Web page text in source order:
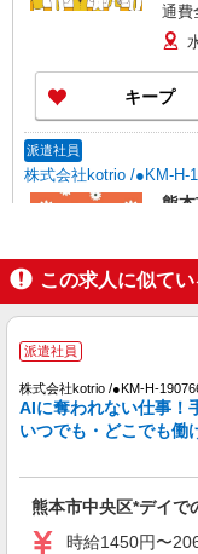
通費
キープ
派遣社員
株式会社kotrio /●KM-H-
熊
納
通費
派遣社員
株式会社kotrio /●KM-H-
熊
通費
この求人に似て
派遣社員
株式会社kotrio /●KM-H-
AIに奪われない仕事！
いつでも・どこでも
熊本市中央区*デイで
時給1450円〜